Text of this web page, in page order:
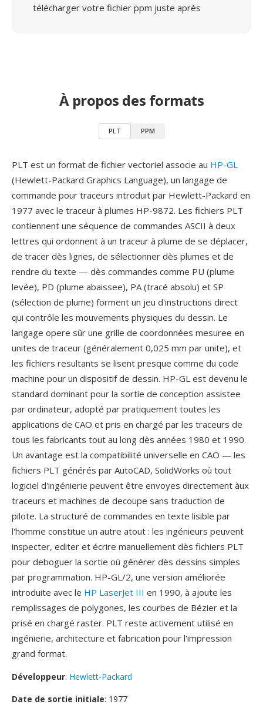
télécharger votre fichier ppm juste après
À propos des formats
PLT PPM
PLT est un format de fichier vectoriel associe au HP-GL
(Hewlett-Packard Graphics Language), un langage de
commande pour traceurs introduit par Hewlett-Packard en
1977 avec le traceur à plumes HP-9872. Les fichiers PLT
contiennent une séquence de commandes ASCII à deux
lettres qui ordonnent à un traceur à plume de se déplacer,
de tracer dès lignes, de sélectionner dès plumes et de
rendre du texte — dès commandes comme PU (plume
levée), PD (plume abaissee), PA (tracé absolu) et SP
(sélection de plume) forment un jeu d'instructions direct
qui contrôle les mouvements physiques du dessin. Le
langage opere sûr une grille de coordonnées mesuree en
unites de traceur (généralement 0,025 mm par unite), et
les fichiers resultants se lisent presque comme du code
machine pour un dispositif de dessin. HP-GL est devenu le
standard dominant pour la sortie de conception assistee
par ordinateur, adopté par pratiquement toutes les
applications de CAO et pris en chargé par les traceurs de
tous les fabricants tout au long dès années 1980 et 1990.
Un avantage est la compatibilité universelle en CAO — les
fichiers PLT générés par AutoCAD, SolidWorks où tout
logiciel d'ingénierie peuvent être envoyes directement àux
traceurs et machines de decoupe sans traduction de
pilote. La structuré de commandes en texte lisible par
l'homme constitue un autre atout : les ingénieurs peuvent
inspecter, editer et écrire manuellement dès fichiers PLT
pour deboguer la sortie où générer dès dessins simples
par programmation. HP-GL/2, une version améliorée
introduite avec le HP LaserJet III en 1990, à ajoute les
remplissages de polygones, les courbes de Bézier et la
prisé en chargé raster. PLT reste activement utilisé en
ingénierie, architecture et fabrication pour l'impression
grand format.
Développeur: Hewlett-Packard
Date de sortie initiale: 1977